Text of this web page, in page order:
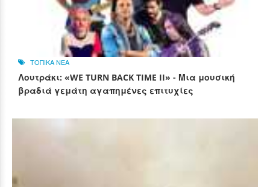
ΤΟΠΙΚΑ ΝΕΑ
Λουτράκι: «WE TURN BACK TIME II» - Μια μουσική
βραδιά γεμάτη αγαπημένες επιτυχίες